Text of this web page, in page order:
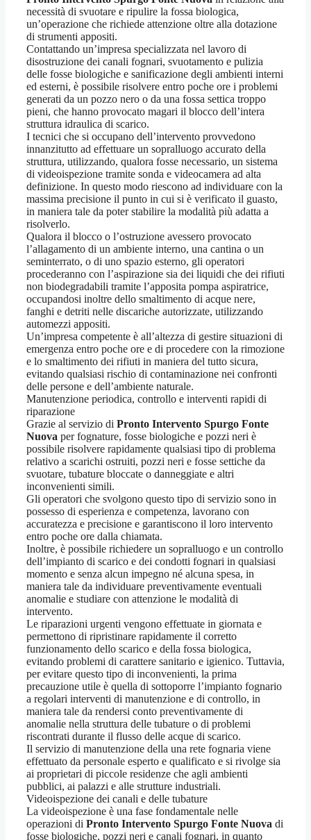
necessità di svuotare e ripulire la fossa biologica,
un’operazione che richiede attenzione oltre alla dotazione
di strumenti appositi.
Contattando un’impresa specializzata nel lavoro di
disostruzione dei canali fognari, svuotamento e pulizia
delle fosse biologiche e sanificazione degli ambienti interni
ed esterni, è possibile risolvere entro poche ore i problemi
generati da un pozzo nero o da una fossa settica troppo
pieni, che hanno provocato magari il blocco dell’intera
struttura idraulica di scarico.
I tecnici che si occupano dell’intervento provvedono
innanzitutto ad effettuare un sopralluogo accurato della
struttura, utilizzando, qualora fosse necessario, un sistema
di videoispezione tramite sonda e videocamera ad alta
definizione. In questo modo riescono ad individuare con la
massima precisione il punto in cui si è verificato il guasto,
in maniera tale da poter stabilire la modalità più adatta a
risolverlo.
Qualora il blocco o l’ostruzione avessero provocato
l’allagamento di un ambiente interno, una cantina o un
seminterrato, o di uno spazio esterno, gli operatori
procederanno con l’aspirazione sia dei liquidi che dei rifiuti
non biodegradabili tramite l’apposita pompa aspiratrice,
occupandosi inoltre dello smaltimento di acque nere,
fanghi e detriti nelle discariche autorizzate, utilizzando
automezzi appositi.
Un’impresa competente è all’altezza di gestire situazioni di
emergenza entro poche ore e di procedere con la rimozione
e lo smaltimento dei rifiuti in maniera del tutto sicura,
evitando qualsiasi rischio di contaminazione nei confronti
delle persone e dell’ambiente naturale.
Manutenzione periodica, controllo e interventi rapidi di
riparazione
Grazie al servizio di Pronto Intervento Spurgo Fonte
Nuova per fognature, fosse biologiche e pozzi neri è
possibile risolvere rapidamente qualsiasi tipo di problema
relativo a scarichi ostruiti, pozzi neri e fosse settiche da
svuotare, tubature bloccate o danneggiate e altri
inconvenienti simili.
Gli operatori che svolgono questo tipo di servizio sono in
possesso di esperienza e competenza, lavorano con
accuratezza e precisione e garantiscono il loro intervento
entro poche ore dalla chiamata.
Inoltre, è possibile richiedere un sopralluogo e un controllo
dell’impianto di scarico e dei condotti fognari in qualsiasi
momento e senza alcun impegno né alcuna spesa, in
maniera tale da individuare preventivamente eventuali
anomalie e studiare con attenzione le modalità di
intervento.
Le riparazioni urgenti vengono effettuate in giornata e
permettono di ripristinare rapidamente il corretto
funzionamento dello scarico e della fossa biologica,
evitando problemi di carattere sanitario e igienico. Tuttavia,
per evitare questo tipo di inconvenienti, la prima
precauzione utile è quella di sottoporre l’impianto fognario
a regolari interventi di manutenzione e di controllo, in
maniera tale da rendersi conto preventivamente di
anomalie nella struttura delle tubature o di problemi
riscontrati durante il flusso delle acque di scarico.
Il servizio di manutenzione della una rete fognaria viene
effettuato da personale esperto e qualificato e si rivolge sia
ai proprietari di piccole residenze che agli ambienti
pubblici, ai palazzi e alle strutture industriali.
Videoispezione dei canali e delle tubature
La videoispezione è una fase fondamentale nelle
operazioni di Pronto Intervento Spurgo Fonte Nuova di
fosse biologiche, pozzi neri e canali fognari, in quanto